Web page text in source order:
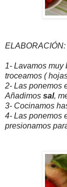
ELABORACIÓN:
1- Lavamos muy
troceamos (
2- Las ponemos
Añadimos sal,
3- Cocinamos
4- Las ponemos
presionamos